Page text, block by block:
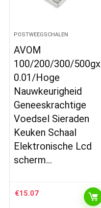
POSTWEEGSCHALEN
AVOM
100/200/300/500gx
0.01/Hoge
Nauwkeurigheid
Geneeskrachtige
Voedsel Sieraden
Keuken Schaal
Elektronische Lcd
scherm…
€15.07